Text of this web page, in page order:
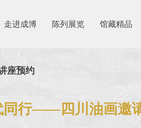
走进成博 陈列展览 馆藏精品
座预约
同行——四川油画邀